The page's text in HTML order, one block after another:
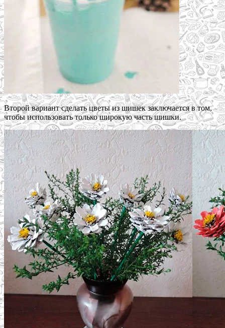
Второй вариант сделать цветы из шишек заключается в том,
чтобы использовать только широкую часть шишки.